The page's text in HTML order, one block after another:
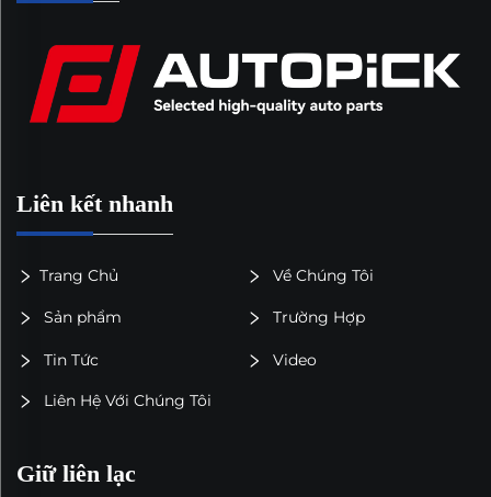
Liên kết nhanh
Trang Chủ Về Chúng Tôi
Sản phẩm Trường Hợp
Tin Tức Video
Liên Hệ Với Chúng Tôi
Giữ liên lạc